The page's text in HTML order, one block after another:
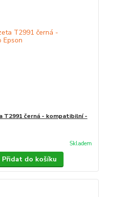
T2991 černá - kompatibilní -
Skladem
Přidat do košíku